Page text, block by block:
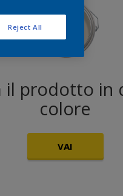
il prodotto in
colore
VAI
Reject All